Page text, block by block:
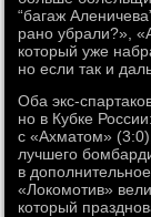
“багаж
рано убрали?»,
который уже
но если так и
Оба экс-
но в Кубке
с «Ахматом»
лучшего
в
«Локомотив»
который